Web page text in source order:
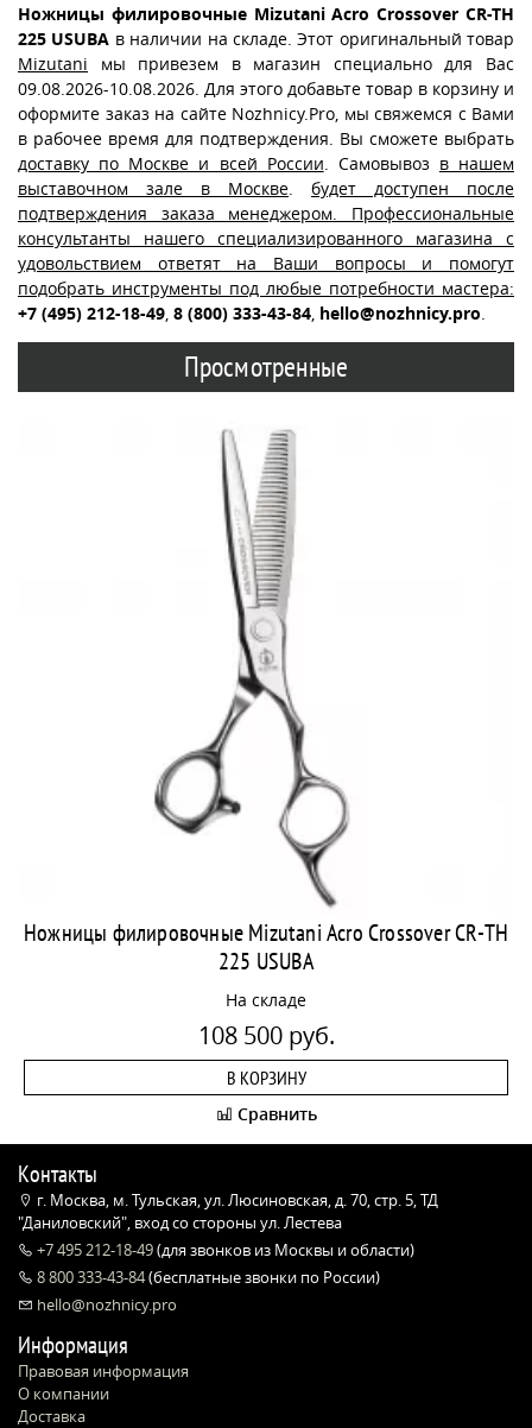
Ножницы филировочные Mizutani Acro Crossover CR-TH
225 USUBA в наличии на складе. Этот оригинальный товар
Mizutani мы привезем в магазин специально для Вас
09.08.2026-10.08.2026. Для этого добавьте товар в корзину и
оформите заказ на сайте Nozhnicy.Pro, мы свяжемся с Вами
в рабочее время для подтверждения. Вы сможете выбрать
доставку по Москве и всей России . Самовывоз в нашем
выставочном зале в Москве
будет доступен после
подтверждения заказа менеджером. Профессиональные
консультанты нашего специализированного магазина с
удовольствием ответят на Ваши вопросы и помогут
подобрать инструменты под любые потребности мастера:
+7 (495) 212-18-49 8 (800) 333-43-84 hello@nozhnicy.pro
Просмотренные
Ножницы филировочные Mizutani Acro Crossover CR-TH
225 USUBA
На складе
108 500 руб.
В КОРЗИНУ
Сравнить
Контакты
г. Москва, м. Тульская, ул. Люсиновская, д. 70, стр. 5, ТД
"Даниловский", вход со стороны ул. Лестева
+7 495 212-18-49(для звонков из Москвы и области)
8 800 333-43-84(бесплатные звонки по России)
hello@nozhnicy.pro
Информация
Правовая информация
О компании
Доставка